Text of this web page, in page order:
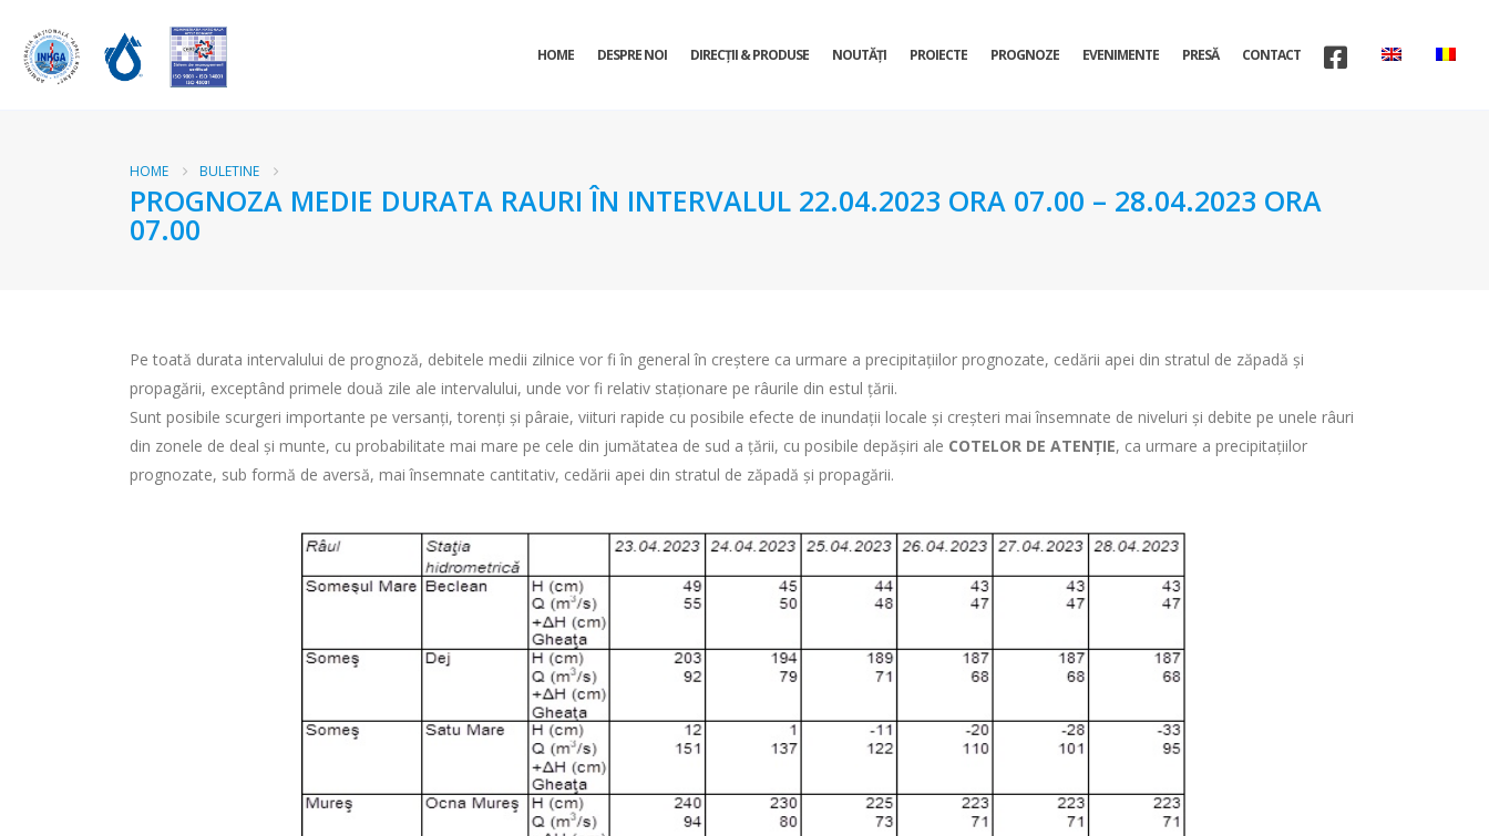
HOME DESPRE NOI DIRECŢII & PRODUSE NOUTĂȚI PROIECTE PROGNOZE EVENIMENTE PRESĂ CONTACT
HOME BULETINE
PROGNOZA MEDIE DURATA RAURI ÎN INTERVALUL 22.04.2023 ORA 07.00 – 28.04.2023 ORA
07.00
Pe toată durata intervalului de prognoză, debitele medii zilnice vor fi în general în creştere ca urmare a precipitațiilor prognozate, cedării apei din stratul de zăpadă şi
propagării, exceptând primele două zile ale intervalului, unde vor fi relativ staționare pe râurile din estul țării.
Sunt posibile scurgeri importante pe versanţi, torenţi şi pâraie, viituri rapide cu posibile efecte de inundaţii locale şi creşteri mai însemnate de niveluri şi debite pe unele râuri
din zonele de deal și munte, cu probabilitate mai mare pe cele din jumătatea de sud a țării, cu posibile depăşiri ale COTELOR DE ATENȚIE, ca urmare a precipitațiilor
prognozate, sub formă de aversă, mai însemnate cantitativ, cedării apei din stratul de zăpadă şi propagării.